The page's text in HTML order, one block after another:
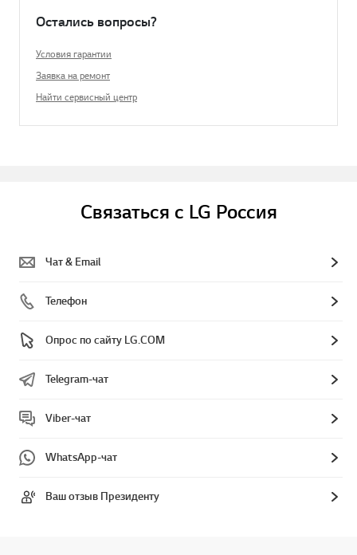
Остались вопросы?
Условия гарантии
Заявка на ремонт
Найти сервисный центр
Связаться с LG Россия
Чат & Email
Телефон
Опрос по сайту LG.COM
Telegram-чат
Viber-чат
WhatsApp-чат
Ваш отзыв Президенту